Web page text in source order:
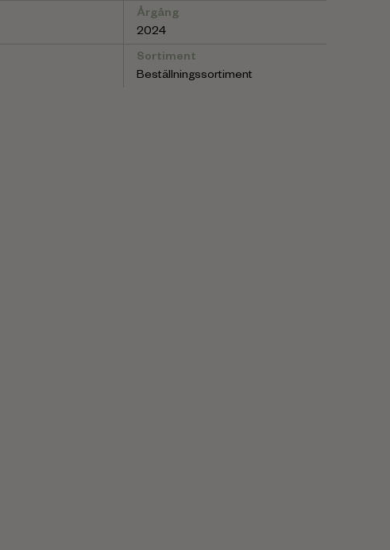
Årgång
2024
Sortiment
Beställningssortiment